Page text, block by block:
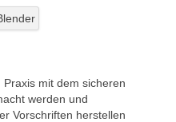
mit dem sicheren
werden und
Vorschriften herstellen